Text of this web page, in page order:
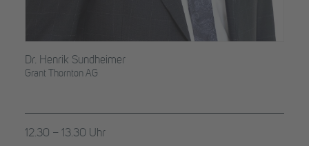
Dr. Henrik Sundheimer
Grant Thornton AG
12.30 – 13.30 Uhr